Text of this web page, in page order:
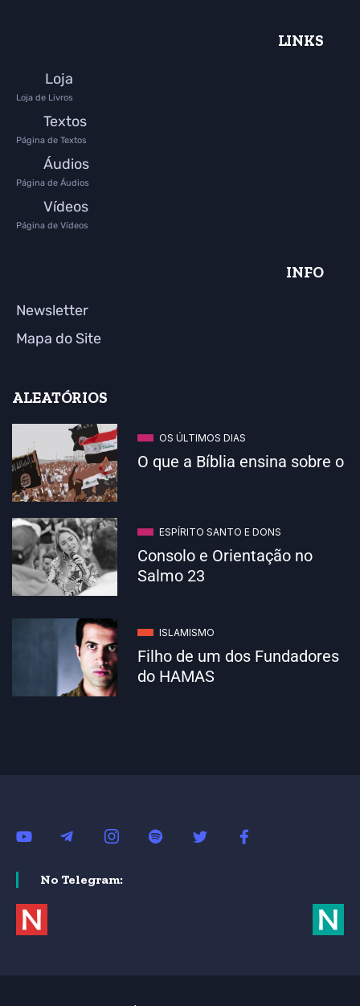
LINKS
Loja
Loja de Livros
Textos
Página de Textos
Áudios
Página de Áudios
Vídeos
Página de Vídeos
INFO
Newsletter
Mapa do Site
ALEATÓRIOS
OS ÚLTIMOS DIAS
O que a Bíblia ensina sobre o
ESPÍRITO SANTO E DONS
Consolo e Orientação no
Salmo 23
ISLAMISMO
Filho de um dos Fundadores
do HAMAS
No Telegram: